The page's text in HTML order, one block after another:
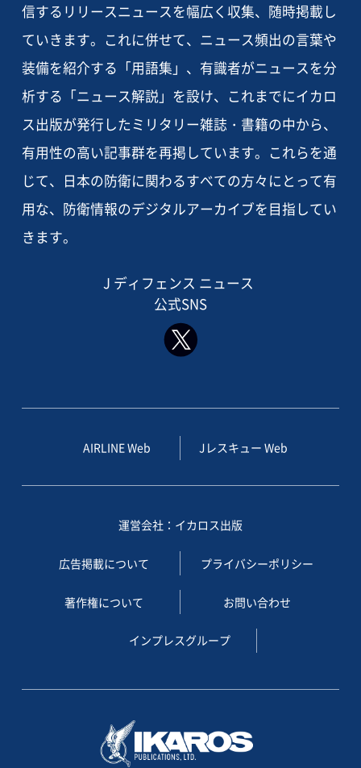
信するリリースニュースを幅広く収集、随時掲載し
ていきます。これに併せて、ニュース頻出の言葉や
装備を紹介する「用語集」、有識者がニュースを分
析する「ニュース解説」を設け、これまでにイカロ
ス出版が発行したミリタリー雑誌・書籍の中から、
有用性の高い記事群を再掲しています。これらを通
じて、日本の防衛に関わるすべての方々にとって有
用な、防衛情報のデジタルアーカイブを目指してい
きます。
J ディフェンス ニュース
公式SNS
AIRLINE Web Jレスキュー Web
運営会社：イカロス出版
広告掲載について プライバシーポリシー
著作権について お問い合わせ
インプレスグループ